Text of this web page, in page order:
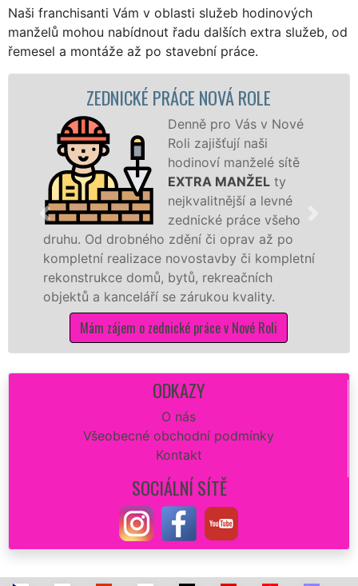
Naši franchisanti Vám v oblasti služeb hodinových
manželů mohou nabídnout řadu dalších extra služeb, od
řemesel a montáže až po stavební práce.
ZEDNICKÉ PRÁCE NOVÁ ROLE
Denně pro Vás v Nové
Roli zajišťují naši
hodinoví manželé sítě
EXTRA MANŽELty
nejkvalitnější a levné
zednické práce všeho
Od drobného zdění či oprav až po
realizace novostavby či kompletní
domů, bytů, rekreačních
a kanceláří se zárukou kvality.
Mám zájem o zednické práce v Nové Roli
ODKAZY
O nás
Všeobecné obchodní podmínky
Kontakt
SOCIÁLNÍ SÍTĚ